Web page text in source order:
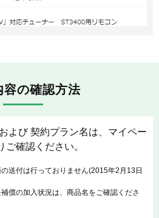
容の確認方法
よび 契約プラン名は、マイペー
ご確認ください。
送付は行っておりません(2015年2月13日
償の加入状況は、商品名をご確認くださ